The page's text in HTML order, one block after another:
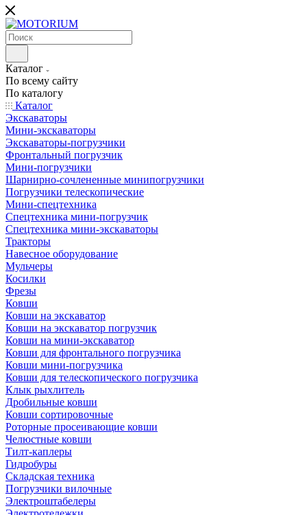
Каталог
По всему сайту
По каталогу
Каталог
Экскаваторы
Мини-экскаваторы
Экскаваторы-погрузчики
Фронтальный погрузчик
Мини-погрузчики
Шарнирно-сочлененные минипогрузчики
Погрузчики телескопические
Мини-спецтехника
Спецтехника мини-погрузчик
Спецтехника мини-экскаваторы
Тракторы
Навесное оборудование
Мульчеры
Косилки
Фрезы
Ковши
Ковши на экскаватор
Ковши на экскаватор погрузчик
Ковши на мини-экскаватор
Ковши для фронтального погрузчика
Ковши мини-погрузчика
Ковши для телескопического погрузчика
Клык рыхлитель
Дробильные ковши
Ковши сортировочные
Роторные просеивающие ковши
Челюстные ковши
Тилт-каплеры
Гидробуры
Складская техника
Погрузчики вилочные
Электроштабелеры